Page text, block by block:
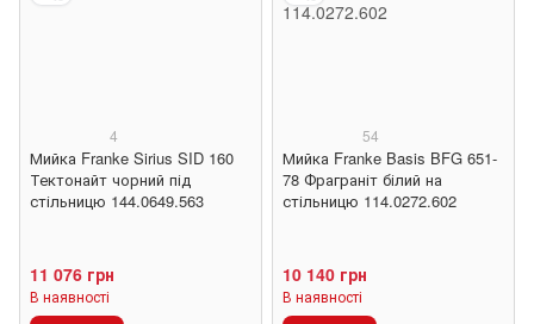
4
Мийка Franke Sirius SID 160
Тектонайт чорний під
стільницю 144.0649.563
11 076 грн
В наявності
54
Мийка Franke Basis BFG 651-
78 Фраграніт білий на
стільницю 114.0272.602
10 140 грн
В наявності